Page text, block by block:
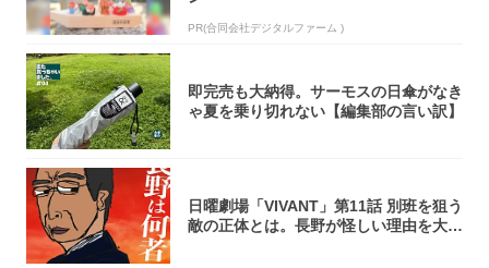
PR(合同会社デジタルファーム )
即完売も大納得。サーモスの日傘がなき
ゃ夏を乗り切れない【編集部の言い訳】
日曜劇場「VIVANT」第11話 別班を狙う
敵の正体とは。長野が怪しい理由を大